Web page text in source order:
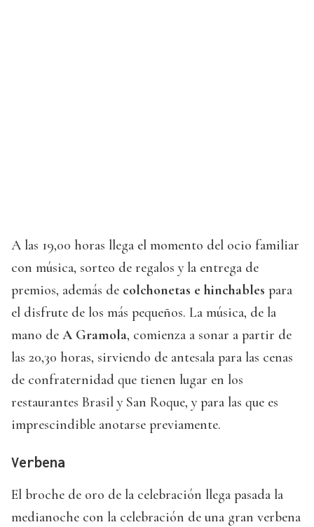
A las 19,00 horas llega el momento del ocio familiar
con música, sorteo de regalos y la entrega de
premios, además de colchonetas e hinchables para
el disfrute de los más pequeños. La música, de la
mano de A Gramola, comienza a sonar a partir de
las 20,30 horas, sirviendo de antesala para las cenas
de confraternidad que tienen lugar en los
restaurantes Brasil y San Roque, y para las que es
imprescindible anotarse previamente.
Verbena
El broche de oro de la celebración llega pasada la
medianoche con la celebración de una gran verbena